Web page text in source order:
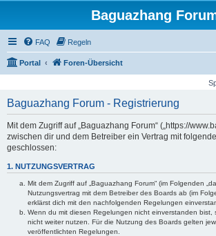
Baguazhang
FAQ Regeln
Portal Foren-Übersicht
Baguazhang Forum - Registrierung
Mit dem Zugriff auf „Baguazhang Forum“ („https://
zwischen dir und dem Betreiber ein Vertrag mit
geschlossen:
1. NUTZUNGSVERTRAG
Mit dem Zugriff auf „Baguazhang Forum“ (im Folgenden
Nutzungsvertrag mit dem Betreiber des Boards ab (im
erklärst dich mit den nachfolgenden Regelungen
Wenn du mit diesen Regelungen nicht einverstanden bist,
nicht weiter nutzen. Für die Nutzung des Boards gelten
veröffentlichten Regelungen.